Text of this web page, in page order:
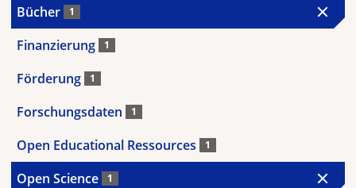
Bücher 1
Finanzierung 1
Förderung 1
Forschungsdaten 1
Open Educational Ressources 1
Open Science 1